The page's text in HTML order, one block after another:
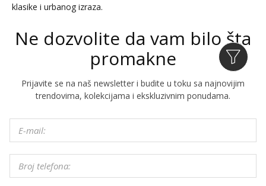
klasike i urbanog izraza.
Ne dozvolite da vam bilo šta
promakne
Prijavite se na naš newsletter i budite u toku sa najnovijim
trendovima, kolekcijama i ekskluzivnim ponudama.